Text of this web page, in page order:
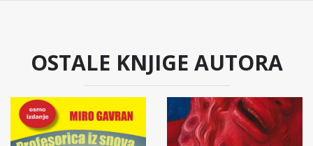
OSTALE KNJIGE AUTORA